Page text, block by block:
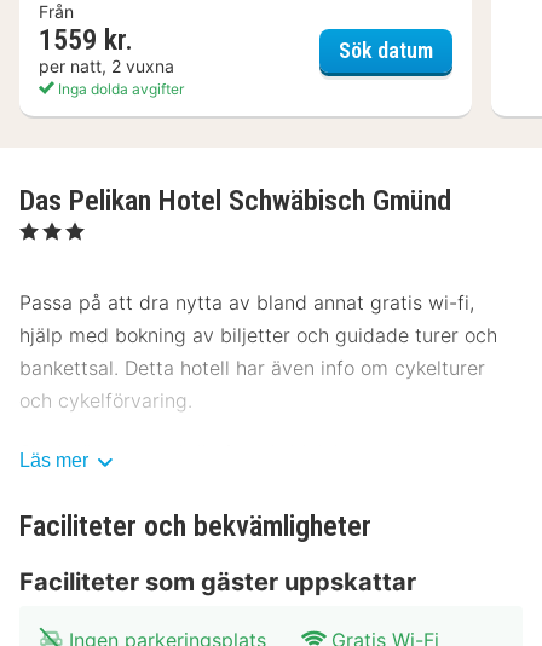
Från
1559 kr.
per natt, 2 vuxna
Inga dolda avgifter
Sök datumHotel am
Das Pelikan Hotel Schwäbisch Gmünd
, 3 Stjärnor
Passa på att dra nytta av bland annat gratis wi-fi,
hjälp med bokning av biljetter och guidade turer och
bankettsal. Detta hotell har även info om cykelturer
och cykelförvaring.
Släck törsten med din favoritdrink i boendets bar.
10.00 och på helger mellan 07.30 och 11.00 mot en
Hotelstars Union tilldelar officiella stjärnklassificeringar
för boenden i Tyskland. Detta boende har klassificerats
Läs mer
Faciliteter och bekvämligheter
Faciliteter som gäster uppskattar
Ingen parkeringsplats
Gratis Wi-Fi